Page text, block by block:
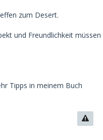
zum Desert.
und Freundlichkeit müssen
Tipps in meinem Buch